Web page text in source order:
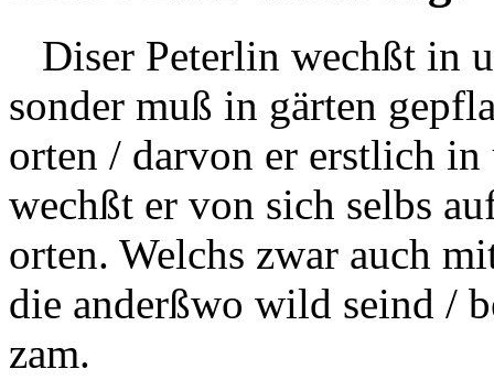
Diser Peterlin wechßt in
sonder muß in gärten
orten / darvon er erstlich
wechßt er von sich selbs
orten. Welchs zwar auch
die anderßwo wild seind /
zam.